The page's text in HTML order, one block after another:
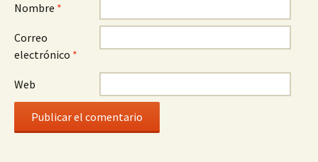
Nombre *
Correo
electrónico *
Web